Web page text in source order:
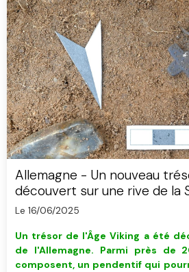
Allemagne - Un nouveau
découvert sur une rive de la
Le 16/06/2025
Un trésor de l'Âge Viking a été
de l'Allemagne. Parmi près de
composent, un pendentif qui